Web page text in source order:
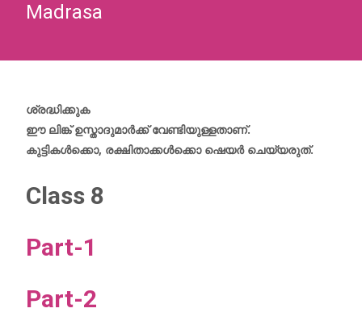
Madrasa
ശ്രദ്ധിക്കുക
ഈ ലിങ്ക് ഉസ്താദുമാര്‍ക്ക് വേണ്ടിയുള്ളതാണ്.
കുട്ടികള്‍ക്കൊ, രക്ഷിതാക്കള്‍ക്കൊ ഷെയര്‍ ചെയ്യരുത്.
Class 8
Part-1
Part-2